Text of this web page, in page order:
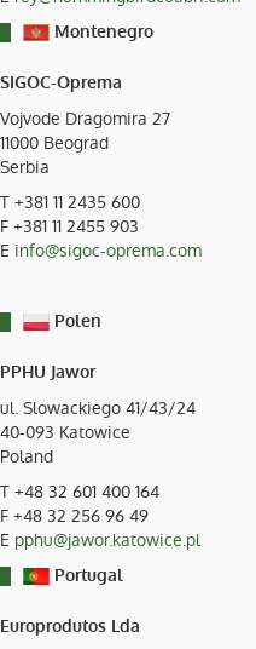
Montenegro
SIGOC-Oprema
Vojvode Dragomira 27
11000 Beograd
Serbia
T +381 11 2435 600
F +381 11 2455 903
E info@sigoc-oprema.com
Polen
PPHU Jawor
ul. Slowackiego 41/43/24
40-093 Katowice
Poland
T +48 32 601 400 164
F +48 32 256 96 49
E pphu@jawor.katowice.pl
Portugal
Europrodutos Lda